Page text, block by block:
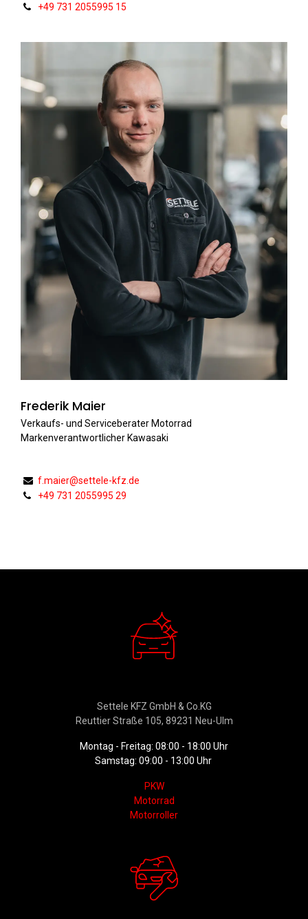
+49 731 2055995 15
Frederik Maier
Verkaufs- und Serviceberater Motorrad
Markenverantwortlicher Kawasaki
f.maier@settele-kfz.de
+49 731 2055995 29
Settele KFZ GmbH & Co.KG
Reuttier Straße 105, 89231 Neu-Ulm
Montag - Freitag: 08:00 - 18:00 Uhr
Samstag: 09:00 - 13:00 Uhr
PKW
Motorrad
Motorroller